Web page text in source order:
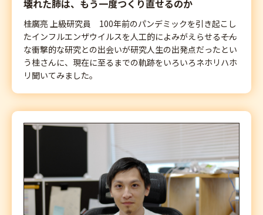
壊れた肺は、もう一度つくり直せるのか
桂廣亮 上級研究員 100年前のパンデミックを引き起こし
たインフルエンザウイルスを人工的によみがえらせる――そん
な衝撃的な研究との出会いが研究人生の出発点だったとい
う桂さんに、現在に至るまでの軌跡をいろいろネホリハホ
リ聞いてみました。